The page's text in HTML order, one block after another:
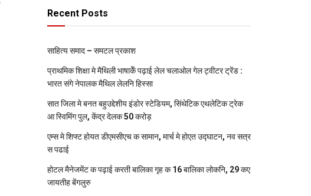
Recent Posts
साहित्य समाद – समटल प्रकाश
प्राथमिक शि‍क्षा मे मैथि‍ली भाषाकेँ पढ़ाई लेल चलाओल गेल ट्वीटर ट्रेंड :
भारत संगे नेपालक मैथिल लेलनि हिस्सा
सात जिला मे बनत बहुउद्देशीय इंडोर स्‍टेडि‍यम, सिंथेटिक एथलेटिक ट्रेक
आ स्विमिंग पुल, केंद्र देलक 50 करोड़
एम्स मे शिफ्ट होयत डीएमसीएच क सामान, मार्च मे होएत उद्घाटन, नव सत्र
स पढाई
होटल मैनेजमेंट क पढ़ाई करती बालिका गृह क 16 बालिका लोकनि, 29 कए
जायतीह बेंगलुरु